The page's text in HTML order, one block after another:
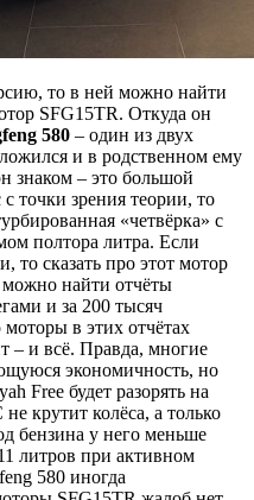
то в ней можно найти
SFG15TR. Откуда он
580 – один из двух
и в родственном ему
знаком – это большой
точки зрения теории, то
«четвёрка» с
полтора литра. Если
то сказать про этот мотор
можно найти отчёты
и за 200 тысяч
в этих отчётах
– и всё. Правда, многие
экономичность, но
Free будет разорять на
крутит колёса, а только
бензина у него меньше
литров при активном
580 иногда